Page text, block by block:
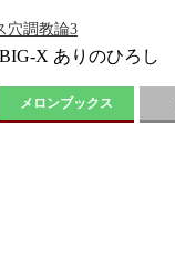
穴調教論3
X ありのひろし
メロンブックス